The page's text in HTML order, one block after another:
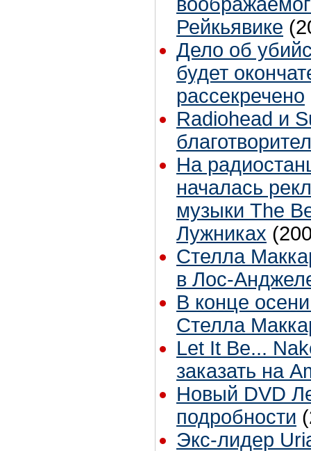
Рейкьявике
Дело об
будет
рассекречено
Radiohead и
На
началась
музыки The
Лужниках
Стелла
в Лос-
В конце
Стелла
Let It Be...
заказать на
Новый DVD
подробности
Экс-лидер